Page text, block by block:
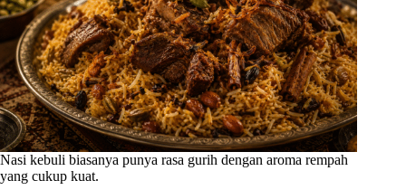
Nasi kebuli biasanya punya rasa gurih dengan aroma rempah
yang cukup kuat.